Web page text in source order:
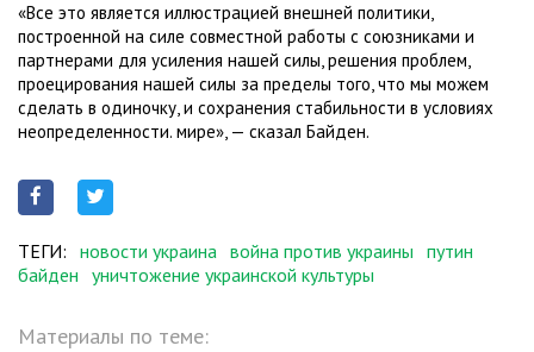
«Все это является иллюстрацией внешней политики,
построенной на силе совместной работы с союзниками и
партнерами для усиления нашей силы, решения проблем,
проецирования нашей силы за пределы того, что мы можем
сделать в одиночку, и сохранения стабильности в условиях
неопределенности. мире», — сказал Байден.
ТЕГИ: новости украина война против украины путин
байден уничтожение украинской культуры
Материалы по теме: